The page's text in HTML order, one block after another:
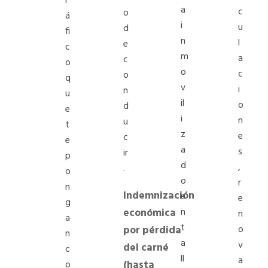
á
fi
c
o
q
u
e
t
e
p
o
n
g
a
n
c
o
d
e
c
o
n
d
u
c
ir
.
Indemnización
económica
por pérdida
del carné
a
i
n
m
o
v
il
i
z
a
d
o
e
n
t
a
ll
c
u
l
a
c
i
o
n
e
s
,
r
e
n
o
v
a